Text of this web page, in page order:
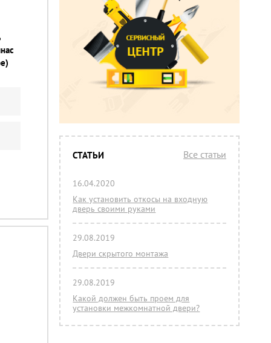
СТАТЬИ Все статьи
16.04.2020
Как установить откосы на входную
дверь своими руками
29.08.2019
Двери скрытого монтажа
29.08.2019
Какой должен быть проем для
установки межкомнатной двери?